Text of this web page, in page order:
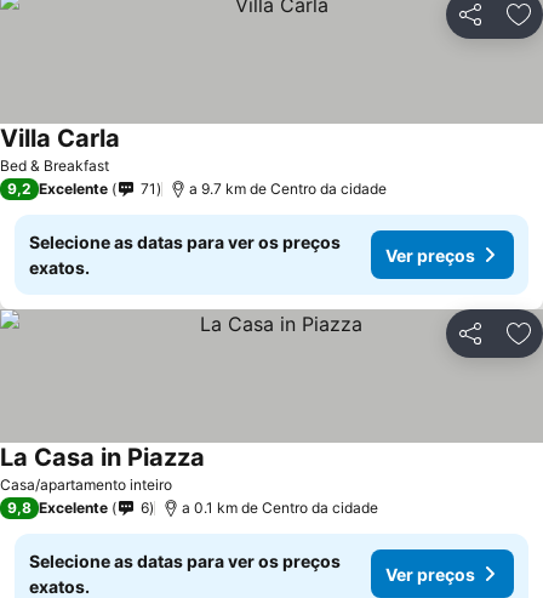
Partilhar
Bed & Breakfast
Villa Carla
9,2 Excelente 71 a 9.7 km de Centro da cidade
Selecione as datas para ver os preços
exatos.
Ver preços
Partilhar
Casa/apartamento inteiro
La Casa in Piazza
9,8 Excelente 6 a 0.1 km de Centro da cidade
Selecione as datas para ver os preços
exatos.
Ver preços